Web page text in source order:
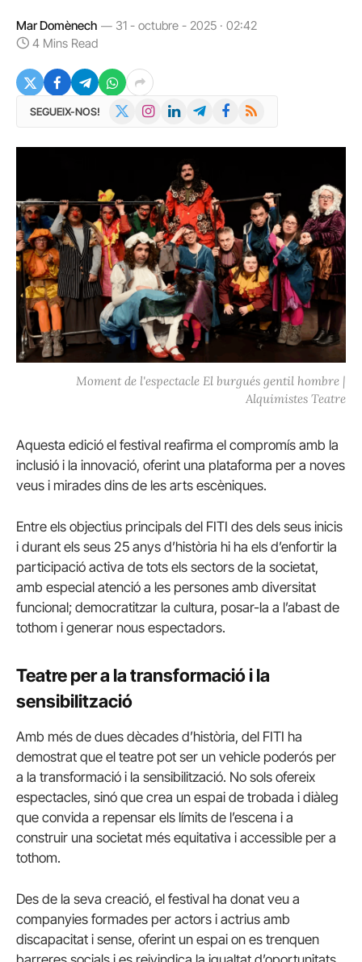
Mar Domènech
31 - octubre - 2025 · 02:42
4 Mins Read
SEGUEIX-NOS! InstagramLinkedInTelegramFacebook
RSS
Moment de l'espectacle El burgués gentil hombre |
Alquimistes Teatre
Aquesta edició el festival reafirma el compromís amb la
inclusió i la innovació, oferint una plataforma per a noves
veus i mirades dins de les arts escèniques.
Entre els objectius principals del FITI des dels seus inicis
i durant els seus 25 anys d’història hi ha els d’enfortir la
participació activa de tots els sectors de la societat,
amb especial atenció a les persones amb diversitat
funcional; democratitzar la cultura, posar-la a l’abast de
tothom i generar nous espectadors.
Teatre per a la transformació i la
sensibilització
Amb més de dues dècades d’història, del FITI ha
demostrat que el teatre pot ser un vehicle poderós per
a la transformació i la sensibilització. No sols ofereix
espectacles, sinó que crea un espai de trobada i diàleg
que convida a repensar els límits de l’escena i a
construir una societat més equitativa i accessible per a
tothom.
Des de la seva creació, el festival ha donat veu a
companyies formades per actors i actrius amb
discapacitat i sense, oferint un espai on es trenquen